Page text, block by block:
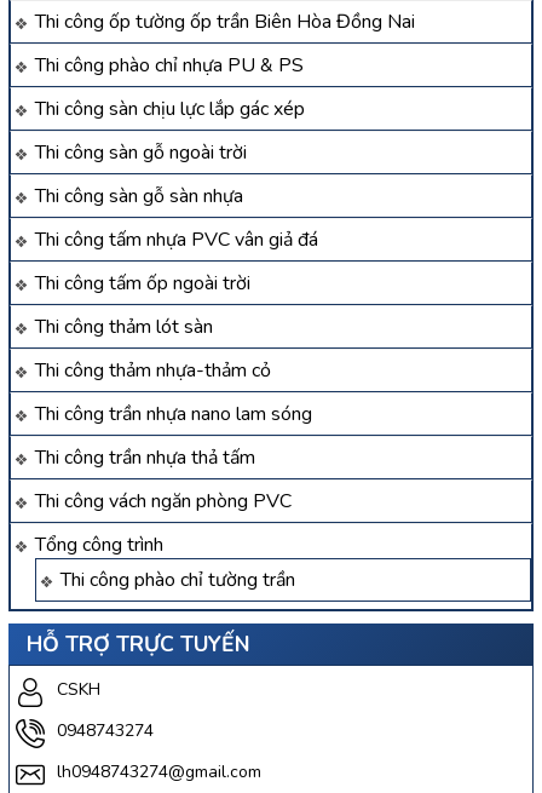
Thi công ốp tường ốp trần Biên Hòa Đồng Nai
Thi công phào chỉ nhựa PU & PS
Thi công sàn chịu lực lắp gác xép
Thi công sàn gỗ ngoài trời
Thi công sàn gỗ sàn nhựa
Thi công tấm nhựa PVC vân giả đá
Thi công tấm ốp ngoài trời
Thi công thảm lót sàn
Thi công thảm nhựa-thảm cỏ
Thi công trần nhựa nano lam sóng
Thi công trần nhựa thả tấm
Thi công vách ngăn phòng PVC
Tổng công trình
Thi công phào chỉ tường trần
HỖ TRỢ TRỰC TUYẾN
CSKH
0948743274
lh0948743274@gmail.com